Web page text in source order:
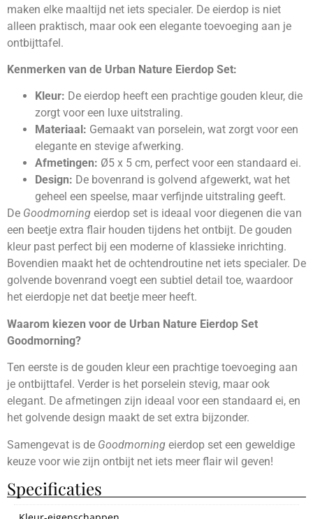
maken elke maaltijd net iets specialer. De eierdop is niet
alleen praktisch, maar ook een elegante toevoeging aan je
ontbijttafel.
Kenmerken van de Urban Nature Eierdop Set:
Kleur: De eierdop heeft een prachtige gouden kleur, die
zorgt voor een luxe uitstraling.
Materiaal: Gemaakt van porselein, wat zorgt voor een
elegante en stevige afwerking.
Afmetingen: Ø5 x 5 cm, perfect voor een standaard ei.
Design: De bovenrand is golvend afgewerkt, wat het
geheel een speelse, maar verfijnde uitstraling geeft.
De Goodmorning eierdop set is ideaal voor diegenen die van
een beetje extra flair houden tijdens het ontbijt. De gouden
kleur past perfect bij een moderne of klassieke inrichting.
Bovendien maakt het de ochtendroutine net iets specialer. De
golvende bovenrand voegt een subtiel detail toe, waardoor
het eierdopje net dat beetje meer heeft.
Waarom kiezen voor de Urban Nature Eierdop Set
Goodmorning?
Ten eerste is de gouden kleur een prachtige toevoeging aan
je ontbijttafel. Verder is het porselein stevig, maar ook
elegant. De afmetingen zijn ideaal voor een standaard ei, en
het golvende design maakt de set extra bijzonder.
Samengevat is de Goodmorning eierdop set een geweldige
keuze voor wie zijn ontbijt net iets meer flair wil geven!
Specificaties